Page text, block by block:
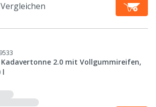
Vergleichen
Kadavertonne 2.0 mit Vollgummireifen,
l